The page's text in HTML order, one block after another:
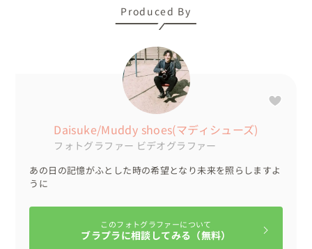
本物はGKの選手が、カッコよく睨みを効かせたポーズ。
「ここは新郎様が担当されるんだろうな」と思っていたと
ころ、新婦様「私がやります！これは私の役です！」と✨️
手の位置や表情を細かく調整しながら、最高のシーンが撮
影できました。
結果的に、コミカルなポーズは新郎様、かっこいいポーズ
は新婦様という素敵なバランスの映像になりました😆
山FCのチームロゴをイメージして作成しました。
Produced By
Daisuke/Muddy shoes(マディシューズ)
フォトグラファー ビデオグラファー
あの日の記憶がふとした時の希望となり未来を照らしますよ
うに
このフォトグラファーについて
ブラプラに相談してみる（無料）